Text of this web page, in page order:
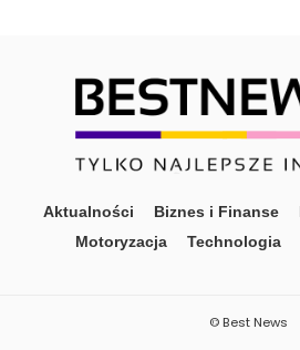
Aktualności Biznes i Finanse
Motoryzacja
Technologia
© Best News